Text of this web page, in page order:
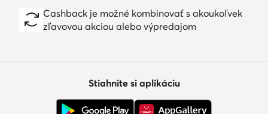
Cashback je možné kombinovať s akoukoľvek
zľavovou akciou alebo výpredajom
Stiahnite si aplikáciu